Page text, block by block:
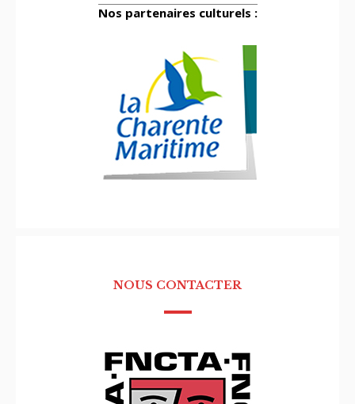
Nos partenaires culturels :
NOUS CONTACTER